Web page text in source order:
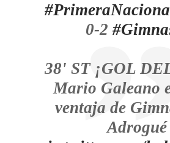
0-2
38' ST ¡GOL
Mario Galeano
ventaja de
Adrogué